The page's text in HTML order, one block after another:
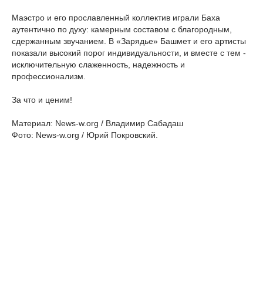
Маэстро и его прославленный коллектив играли Баха
аутентично по духу: камерным составом с благородным,
сдержанным звучанием. В «Зарядье» Башмет и его артисты
показали высокий порог индивидуальности, и вместе с тем -
исключительную слаженность, надежность и
профессионализм.
За что и ценим!
Материал: News-w.org / Владимир Сабадаш
Фото: News-w.org / Юрий Покровский.